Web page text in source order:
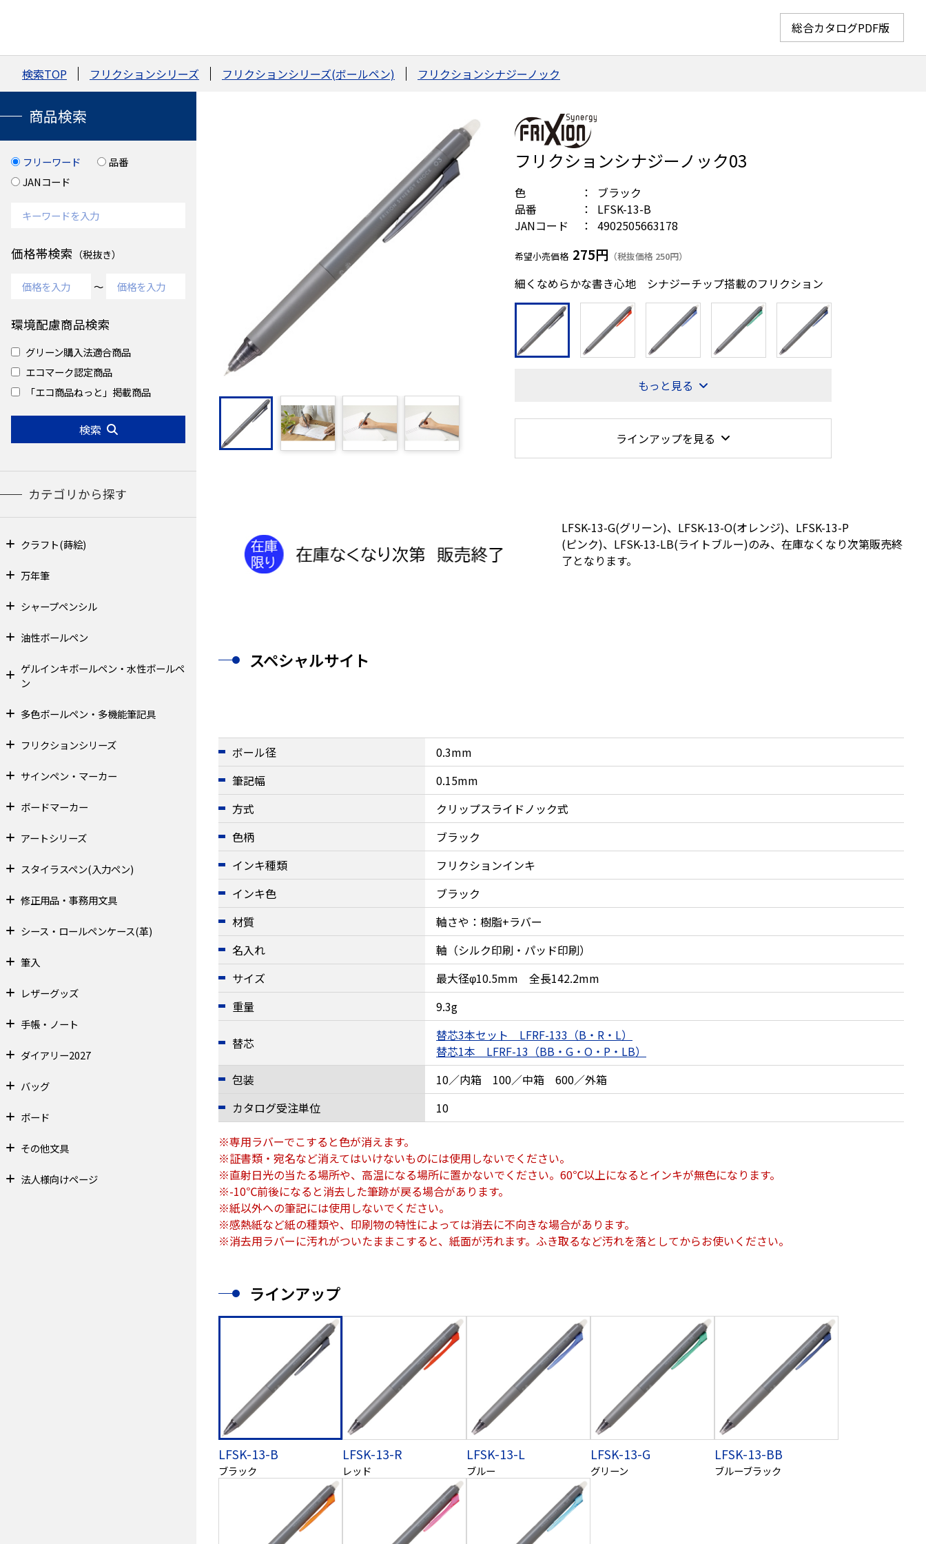
総合カタログPDF版
検索TOP フリクションシリーズ フリクションシリーズ(ボールペン) フリクションシナジーノック
フリクションシナジーノック03
色
ブラック
品番
LFSK-13-B
JANコード
4902505663178
希望小売価格 275円 （税抜価格 250円）
細くなめらかな書き心地 シナジーチップ搭載のフリクション
もっと見る
ラインアップを見る
LFSK-13-G(グリーン)、LFSK-13-O(オレンジ)、LFSK-13-P
(ピンク)、LFSK-13-LB(ライトブルー)のみ、在庫なくなり次第販売終
了となります。
スペシャルサイト
ボール径
0.3mm
筆記幅
0.15mm
方式
クリップスライドノック式
色柄
ブラック
インキ種類
フリクションインキ
インキ色
ブラック
材質
軸さや：樹脂+ラバー
名入れ
軸（シルク印刷・パッド印刷）
サイズ
最大径φ10.5mm 全長142.2mm
重量
9.3g
替芯
替芯3本セット LFRF-133（B・R・L）
替芯1本 LFRF-13（BB・G・O・P・LB）
包装
10／内箱 100／中箱 600／外箱
カタログ受注単位
10
※専用ラバーでこすると色が消えます。
※証書類・宛名など消えてはいけないものには使用しないでください。
※直射日光の当たる場所や、高温になる場所に置かないでください。60℃以上になるとインキが無色になります。
※-10℃前後になると消去した筆跡が戻る場合があります。
※紙以外への筆記には使用しないでください。
※感熱紙など紙の種類や、印刷物の特性によっては消去に不向きな場合があります。
※消去用ラバーに汚れがついたままこすると、紙面が汚れます。ふき取るなど汚れを落としてからお使いください。
ラインアップ
LFSK-13-B
ブラック
LFSK-13-R
レッド
LFSK-13-L
ブルー
LFSK-13-G
グリーン
LFSK-13-BB
ブルーブラック
商品検索
フリーワード
品番
JANコード
価格帯検索 （税抜き）
～
環境配慮商品検索
グリーン購入法適合商品
エコマーク認定商品
「エコ商品ねっと」掲載商品
検索
カテゴリから探す
クラフト(蒔絵)
万年筆
シャープペンシル
油性ボールペン
ゲルインキボールペン・水性ボールペ
ン
多色ボールペン・多機能筆記具
フリクションシリーズ
サインペン・マーカー
ボードマーカー
アートシリーズ
スタイラスペン(入力ペン)
修正用品・事務用文具
シース・ロールペンケース(革)
筆入
レザーグッズ
手帳・ノート
ダイアリー2027
バッグ
ボード
その他文具
法人様向けページ